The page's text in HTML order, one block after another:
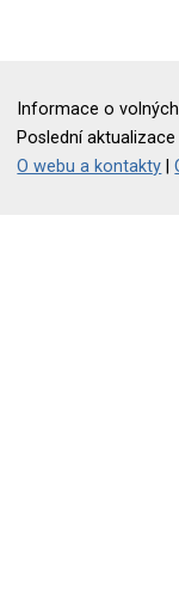
Informace o
Poslední
O webu a kontakty |